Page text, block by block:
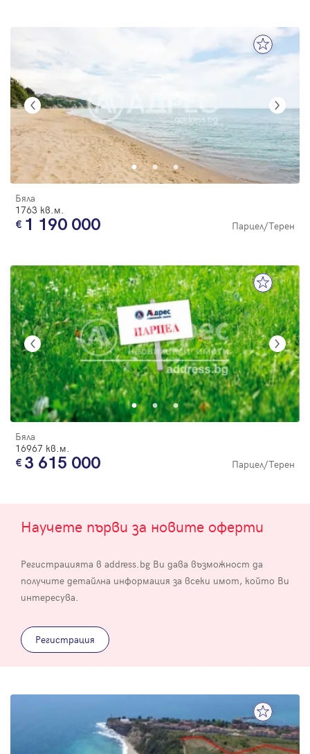
Бяла
1763 кв.м.
1 190 000 Парцел/Терен
Бяла
16967 кв.м.
3 615 000 Парцел/Терен
Научете първи за новите оферти
Регистрацията в address.bg Ви дава възможност да
получите детайлна информация за всеки имот, който Ви
интересува.
Регистрация